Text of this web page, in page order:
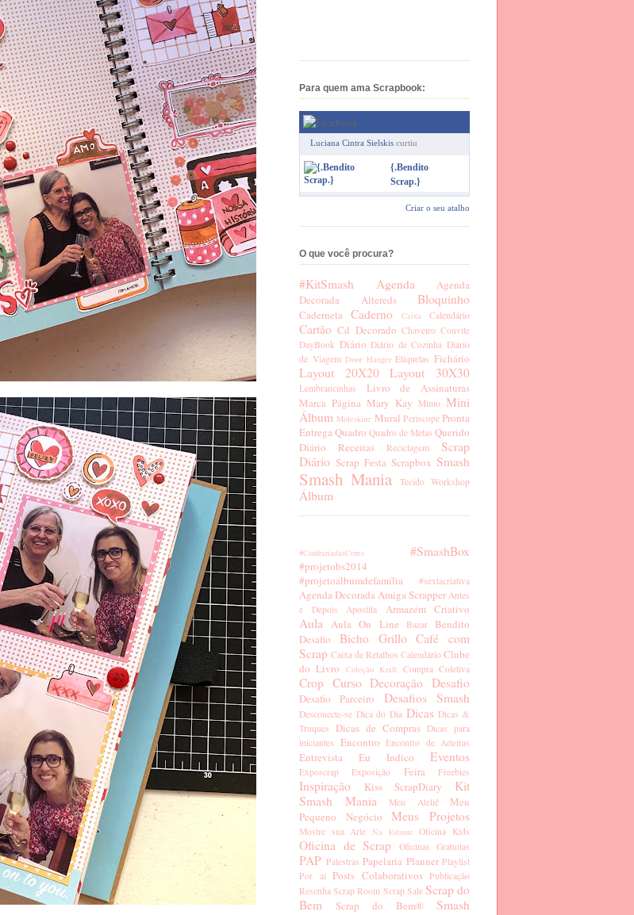
Para quem ama Scrapbook:
Luciana Cintra Sielskis curtiu
{.Bendito
Scrap.}
Criar o seu atalho
O que você procura?
#KitSmash Agenda
Agenda
Decorada
Altereds Bloquinho
Caderneta Caderno Caixa Calendário
Cartão Cd Decorado Chaveiro Convite
DayBook Diário Diário de Cozinha Diário
de Viagem Door Hanger Etiquetas Fichário
Layout 20X20 Layout 30X30
Lembrancinhas
Livro de Assinaturas
Marca Página Mary Kay Mimo Mini
Álbum Moleskine Mural Periscope Pronta
EntregaQuadro Quadro de Metas Querido
Diário
Receitas Reciclagem
Scrap
Diário Scrap Festa Scrapbox Smash
Smash Mania Tecido Workshop
Álbum
#ConfrariadasCores #SmashBox
#projetobs2014
#projetoálbumdefamília
#sextacriativa
Agenda DecoradaAmiga Scrapper Antes
e Depois
Apostila Armazém Criativo
Aula Aula On Line Bazar
Bendito
Desafio
Bicho Grillo Café com
Scrap Caixa de Retalhos Calendário Clube
do Livro
Coleção Kraft Compra Coletiva
Crop Curso Decoração Desafio
Desafio Parceiro Desafios Smash
Desconecte-se Dica do Dia Dicas Dicas &
Truques
Dicas de Compras Dicas para
iniciantes Encontro Encontro de Arteiras
Entrevista Eu Indico Eventos
Exposcrap Exposição Feira Freebies
Inspiração Kiss ScrapDiary
Kit
Smash Mania
Meu Ateliê
Meu
Pequeno Negócio
Meus Projetos
Mostre sua Arte Na Estante Oficina Kids
Oficina de Scrap Oficinas Gratuitas
PAP Palestras Papelaria Planner Playlist
Por aí
Posts Colaborativos
Publicação
Resenha Scrap Room Scrap Sale Scrap do
Bem
Scrap do Bem® Smash